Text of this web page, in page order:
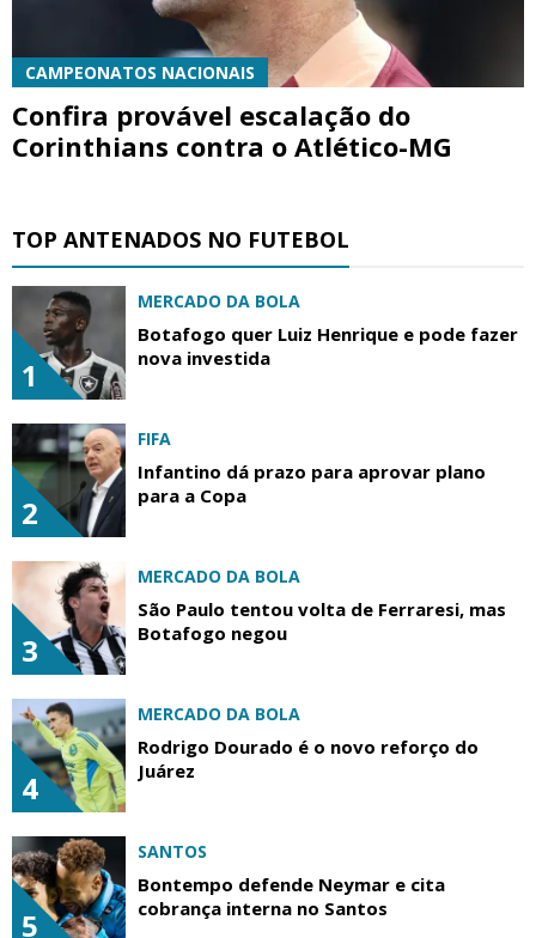
CAMPEONATOS NACIONAIS
Confira provável escalação do
Corinthians contra o Atlético-MG
TOP ANTENADOS NO FUTEBOL
1
MERCADO DA BOLA
Botafogo quer Luiz Henrique e pode fazer
nova investida
2
FIFA
Infantino dá prazo para aprovar plano
para a Copa
3
MERCADO DA BOLA
São Paulo tentou volta de Ferraresi, mas
Botafogo negou
4
MERCADO DA BOLA
Rodrigo Dourado é o novo reforço do
Juárez
5
SANTOS
Bontempo defende Neymar e cita
cobrança interna no Santos